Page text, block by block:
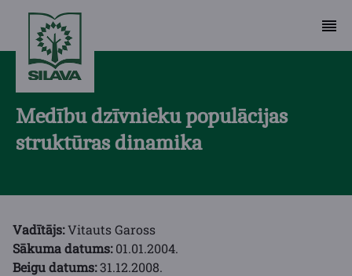
Medību dzīvnieku populācijas
struktūras dinamika
Vadītājs:Vitauts Gaross
Sākuma datums:01.01.2004.
Beigu datums:31.12.2008.